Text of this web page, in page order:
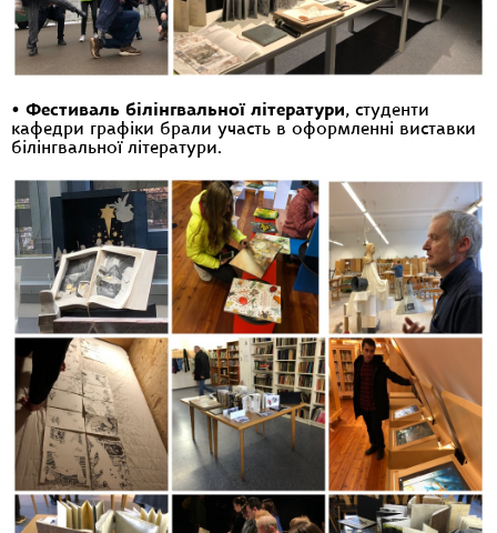
• Фестиваль білінгвальної літератури, студенти
кафедри графіки брали участь в оформленні виставки
білінгвальної літератури.